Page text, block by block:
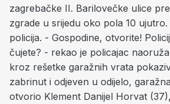
zagrebačke II. Barilovečke ulice
zgrade u srijedu oko pola 10
policija. - Gospodine, otvorite!
čujete? - rekao je policajac
kroz rešetke garažnih vrata
zabrinut i odjeven u odijelo,
otvorio Klement Danijel Horvat